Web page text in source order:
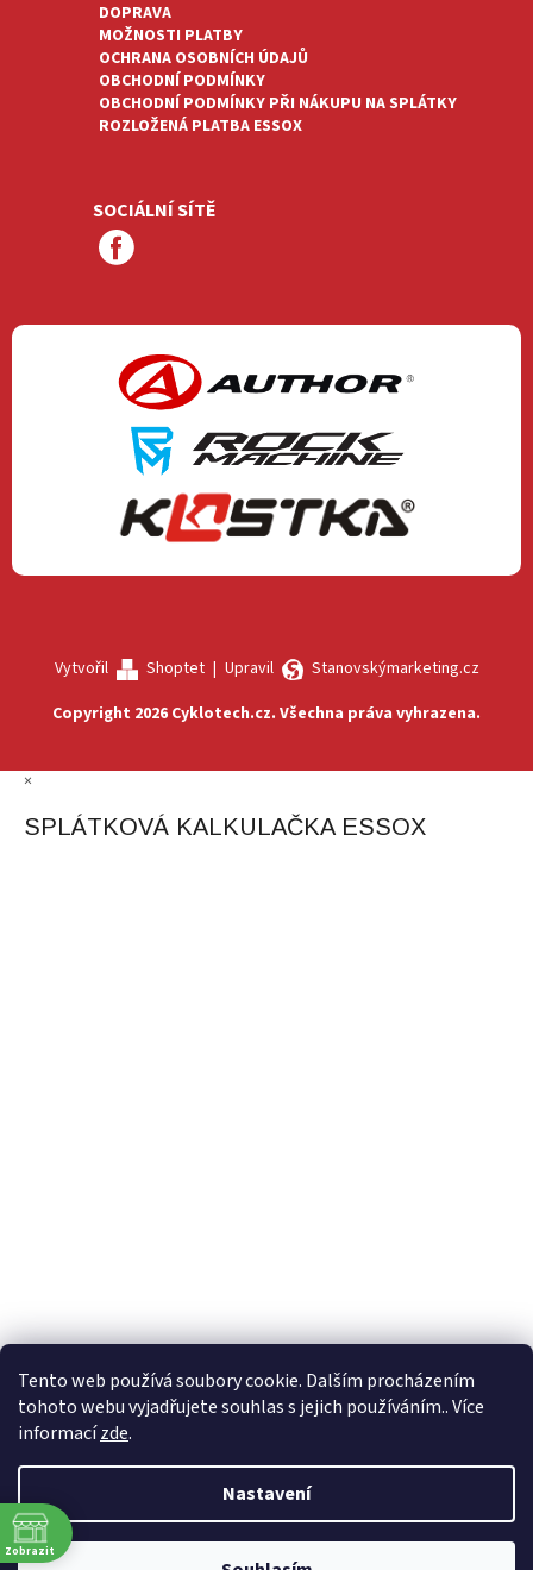
Tento web používá soubory cookie. Dalším procházením
tohoto webu vyjadřujete souhlas s jejich používáním.. Více
informacízde.
Nastavení
DOPRAVA
MOŽNOSTI PLATBY
OCHRANA OSOBNÍCH ÚDAJŮ
OBCHODNÍ PODMÍNKY
OBCHODNÍ PODMÍNKY PŘI NÁKUPU NA SPLÁTKY
ROZLOŽENÁ PLATBA ESSOX
SOCIÁLNÍ SÍTĚ
Vytvořil Shoptet| Upravil
Stanovskýmarketing.cz
Copyright 2026 Cyklotech.cz. Všechna práva vyhrazena.
×
SPLÁTKOVÁ KALKULAČKA ESSOX
Zobrazit